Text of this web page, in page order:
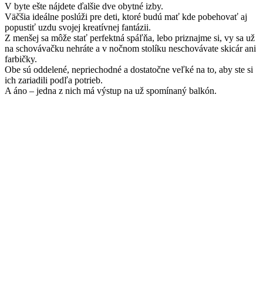
V byte ešte nájdete ďalšie dve obytné izby.
Väčšia ideálne poslúži pre deti, ktoré budú mať kde pobehovať aj
popustiť uzdu svojej kreatívnej fantázii.
Z menšej sa môže stať perfektná spáľňa, lebo priznajme si, vy sa už
na schovávačku nehráte a v nočnom stolíku neschovávate skicár ani
farbičky.
Obe sú oddelené, nepriechodné a dostatočne veľké na to, aby ste si
ich zariadili podľa potrieb.
A áno – jedna z nich má výstup na už spomínaný balkón.